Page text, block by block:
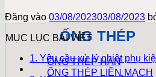
ỐNG THÉP
ỐNG THÉP HÀN
ỐNG THÉP LIỀN MẠCH
Đăng vào 03/08/202303/08/2023
MỤC LỤC BÀI VIẾT
1. Yêu cầu xử lý nhiệt phụ